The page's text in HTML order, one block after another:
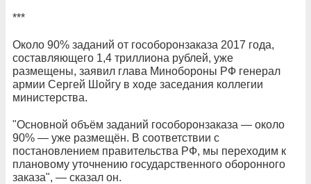
***
Около 90% заданий от гособоронзаказа 2017 года,
составляющего 1,4 триллиона рублей, уже
размещены, заявил глава Минобороны РФ генерал
армии Сергей Шойгу в ходе заседания коллегии
министерства.
"Основной объём заданий гособоронзаказа — около
90% — уже размещён. В соответствии с
постановлением правительства РФ, мы переходим к
плановому уточнению государственного оборонного
заказа", — сказал он.